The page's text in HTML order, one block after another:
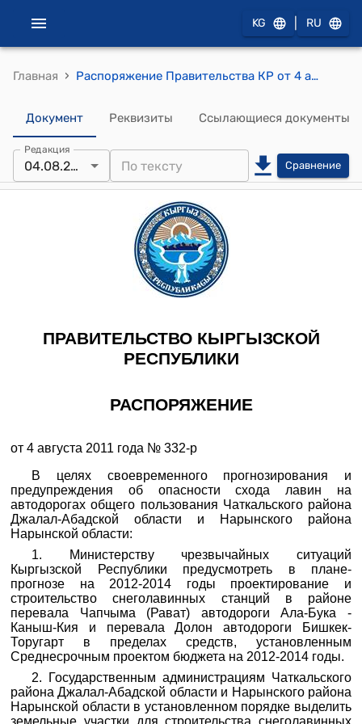
KG RU
Главная › Распоряжение Правительства КР от 4 августа 2011 года № 332-р (О проектировании и строительстве снеголавинных станций в районе перевала Чапчыма (Рават) автодороги Ала-Бука - Каныш-Кия и перевала Долон автодороги Бишкек-Торугарт)
Документ Реквизиты Ссылающиеся документы
Редакция
04.08.2011 Сравнение